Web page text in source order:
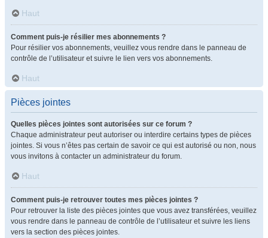
Haut
Comment puis-je résilier mes abonnements ?
Pour résilier vos abonnements, veuillez vous rendre dans le panneau de
contrôle de l’utilisateur et suivre le lien vers vos abonnements.
Haut
Pièces jointes
Quelles pièces jointes sont autorisées sur ce forum ?
Chaque administrateur peut autoriser ou interdire certains types de pièces
jointes. Si vous n’êtes pas certain de savoir ce qui est autorisé ou non, nous
vous invitons à contacter un administrateur du forum.
Haut
Comment puis-je retrouver toutes mes pièces jointes ?
Pour retrouver la liste des pièces jointes que vous avez transférées, veuillez
vous rendre dans le panneau de contrôle de l’utilisateur et suivre les liens
vers la section des pièces jointes.